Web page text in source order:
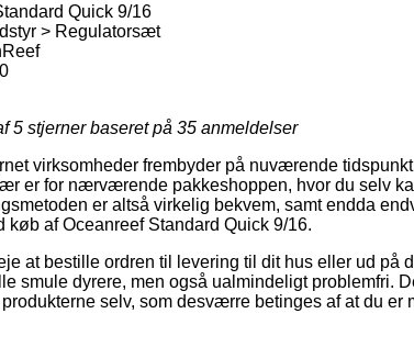
Quick 9/16
> Regulatorsæt
5 stjerner baseret på 35 anmeldelser
virksomheder frembyder på nuværende
er for nærværende pakkeshoppen, hvor du selv
er altså virkelig bekvem, samt endda
køb af Oceanreef Standard Quick 9/16.
at bestille ordren til levering til dit hus eller ud på
smule dyrere, men også ualmindeligt problemfri.
selv, som desværre betinges af at du er